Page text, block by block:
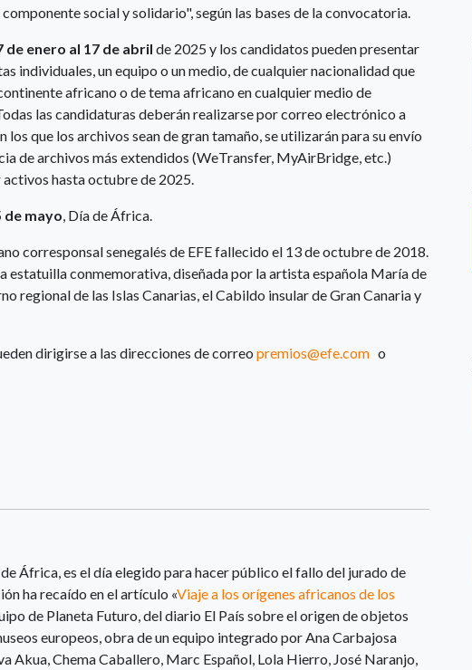
social y solidario", según las bases de la convocatoria.
de enero al 17 de abril de 2025 y los candidatos pueden presentar
individuales, un equipo o un medio, de cualquier nacionalidad que
africano o de tema africano en cualquier medio de
las candidaturas deberán realizarse por correo electrónico a
los que los archivos sean de gran tamaño, se utilizarán para su envío
de archivos más extendidos (WeTransfer, MyAirBridge, etc.)
hasta octubre de 2025.
de mayo , Día de África.
corresponsal senegalés de EFE fallecido el 13 de octubre de 2018.
estatuilla conmemorativa, diseñada por la artista española María de
regional de las Islas Canarias, el Cabildo insular de Gran Canaria y
dirigirse a las direcciones de correo premios@efe.com o
África, es el día elegido para hacer público el fallo del jurado de
ha recaído en el artículo «Viaje a los orígenes africanos de los
de Planeta Futuro, del diario El País sobre el origen de objetos
europeos, obra de un equipo integrado por Ana Carbajosa
Akua, Chema Caballero, Marc Español, Lola Hierro, José Naranjo,